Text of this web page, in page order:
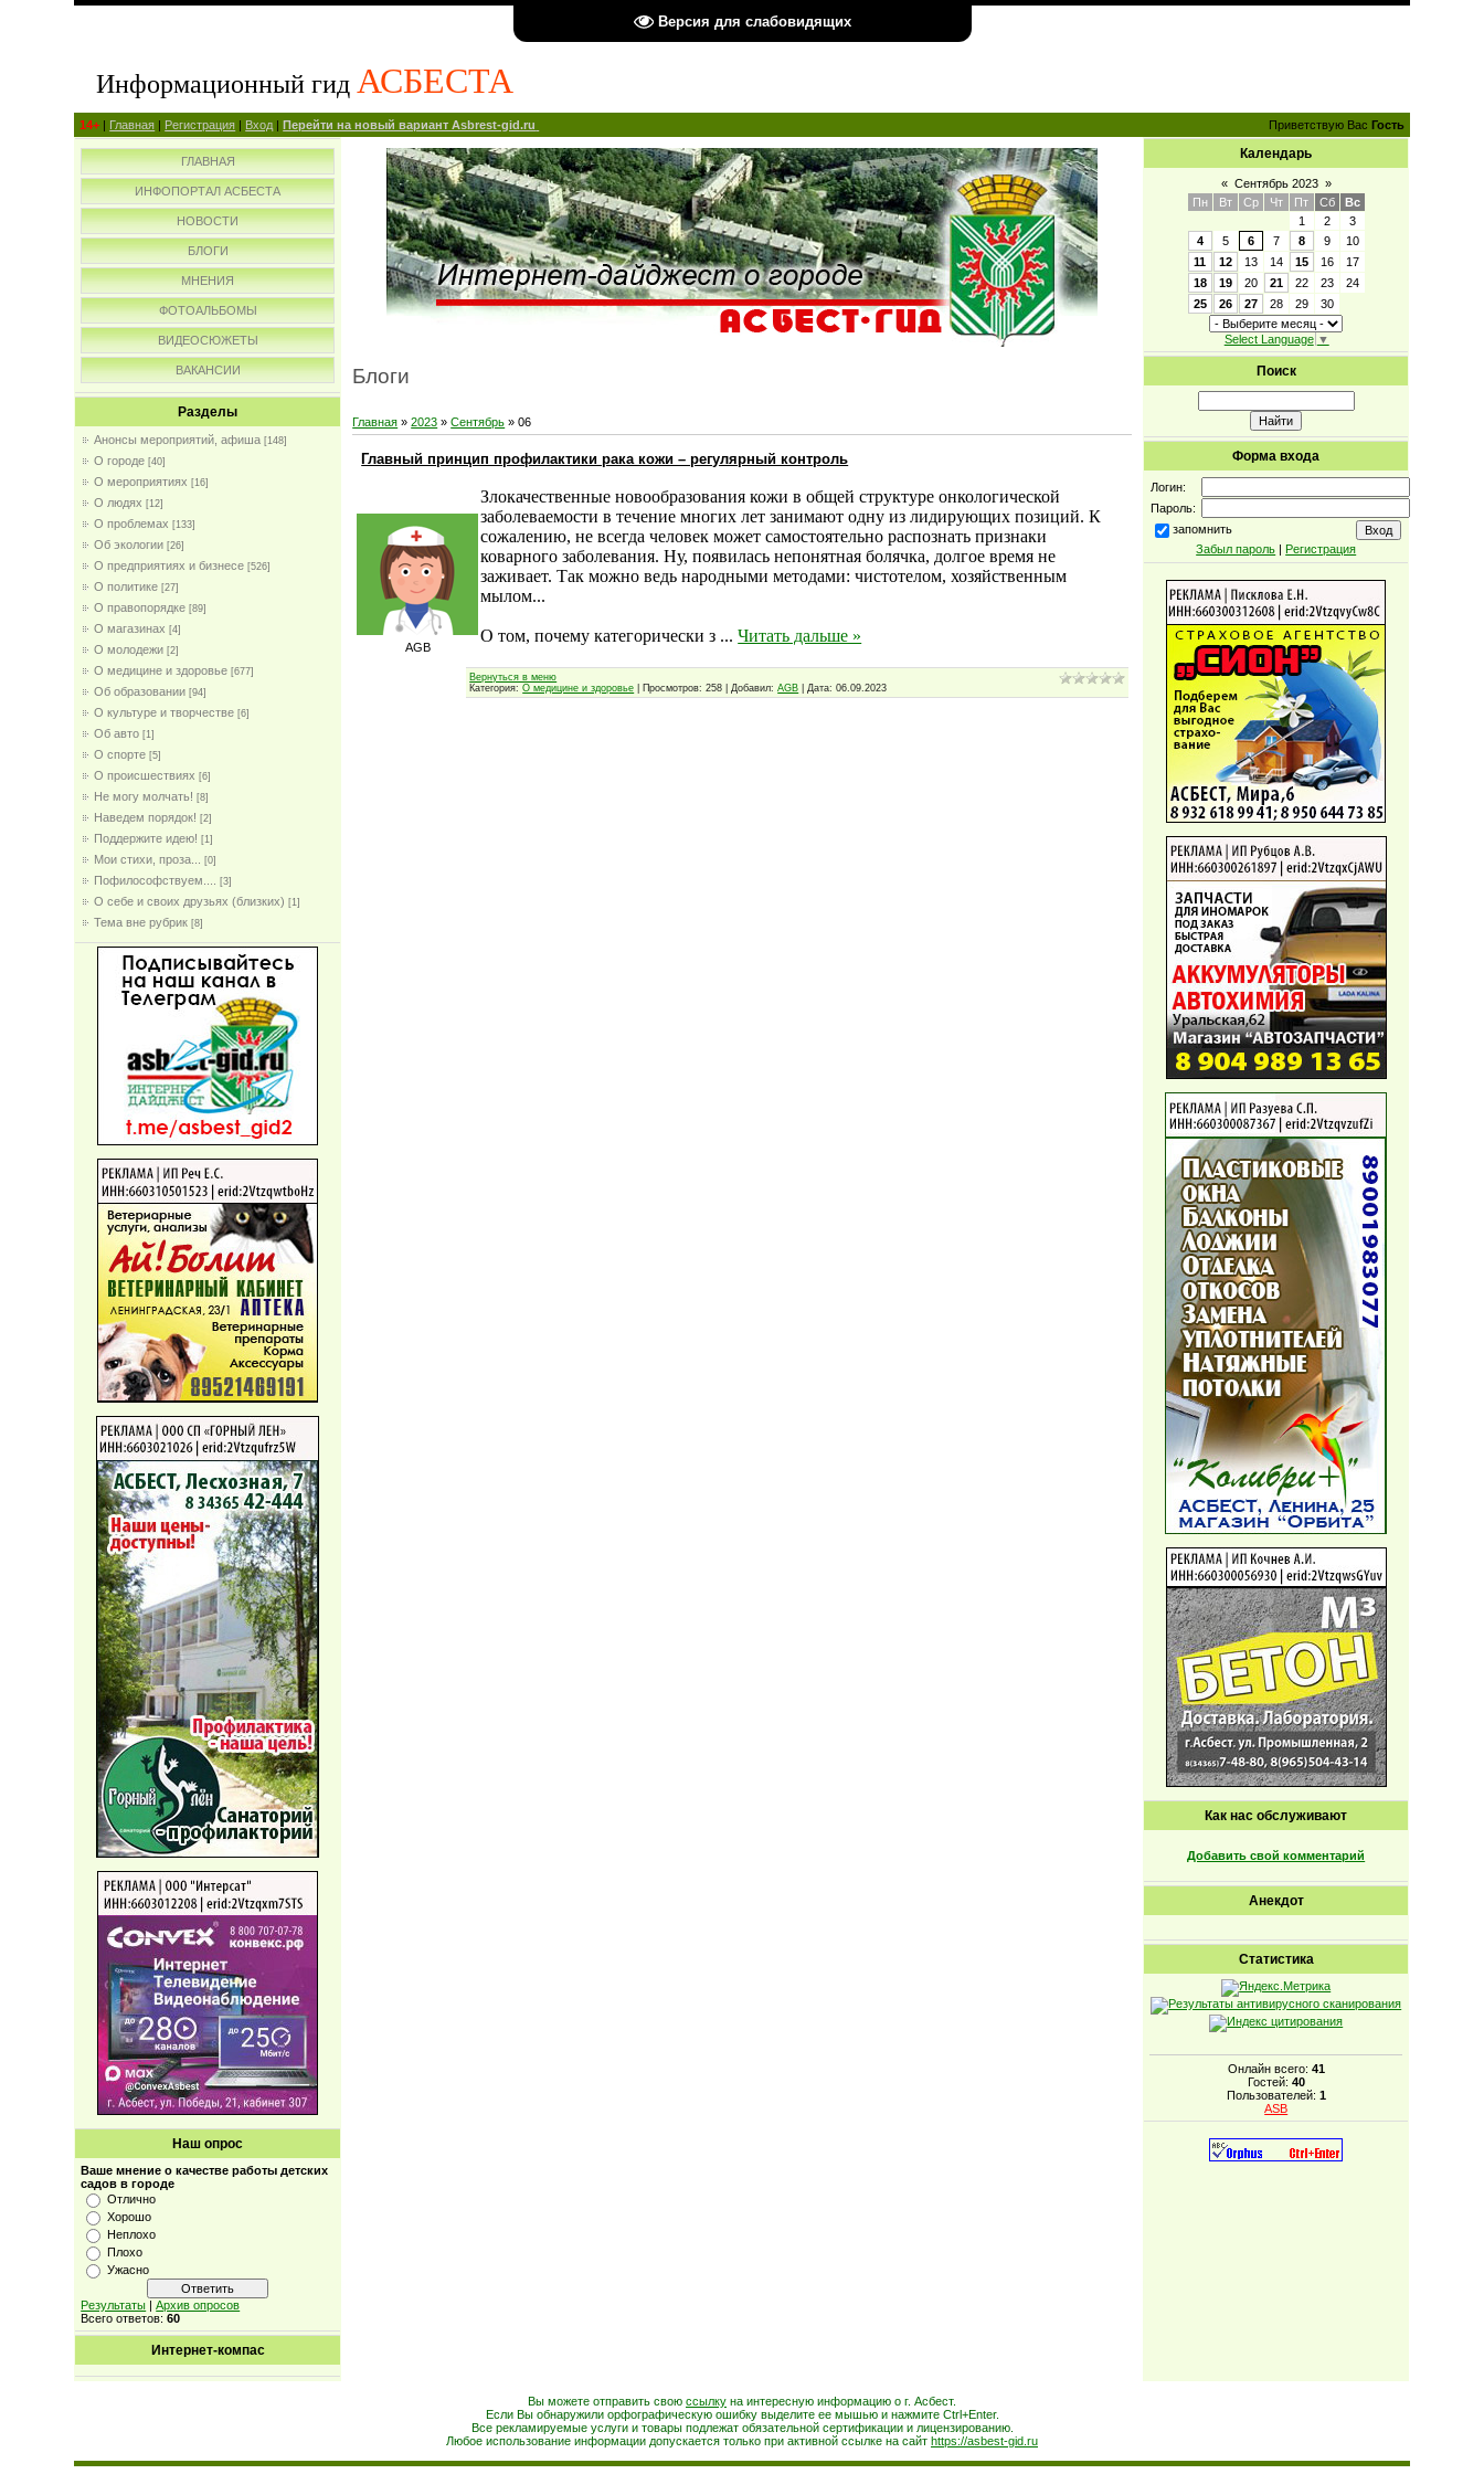
Версия для слабовидящих
Информационный гид АСБЕСТА
14+ | Главная | Регистрация | Вход |Перейти на новый вариант Asbrest-gid.ru Приветствую Вас Гость
ГЛАВНАЯ
ИНФОПОРТАЛ АСБЕСТА
НОВОСТИ
БЛОГИ
МНЕНИЯ
ФОТОАЛЬБОМЫ
ВИДЕОСЮЖЕТЫ
ВАКАНСИИ
Разделы
Анонсы мероприятий, афиша [148]
О городе [40]
О мероприятиях [16]
О людях [12]
О проблемах [133]
Об экологии [26]
О предприятиях и бизнесе [526]
О политике [27]
О правопорядке [89]
О магазинах [4]
О молодежи [2]
О медицине и здоровье [677]
Об образовании [94]
О культуре и творчестве [6]
Об авто [1]
О спорте [5]
О происшествиях [6]
Не могу молчать! [8]
Наведем порядок! [2]
Поддержите идею! [1]
Мои стихи, проза... [0]
Пофилософствуем.... [3]
О себе и своих друзьях (близких) [1]
Тема вне рубрик [8]
Наш опрос
Ваше мнение о качестве работы детских
садов в городе
Отлично
Хорошо
Неплохо
Плохо
Ужасно
Результаты |Архив опросов
Всего ответов:60
Интернет-компас
Блоги
Главная »2023 » Сентябрь » 06
Главный принцип профилактики рака кожи – регулярный контроль
AGB
Злокачественные новообразования кожи в общей структуре онкологической
заболеваемости в течение многих лет занимают одну из лидирующих позиций. К
сожалению, не всегда человек может самостоятельно распознать признаки
коварного заболевания. Ну, появилась непонятная болячка, долгое время не
заживает. Так можно ведь народными методами: чистотелом, хозяйственным
мылом...
О том, почему категорически з ...Читать дальше »
Вернуться в меню
Категория:О медицине и здоровье | Просмотров: 258 | Добавил:AGB | Дата:06.09.2023
Календарь
« Сентябрь 2023 »
Пн
Вт Ср Чт Пт Сб
Вс
1
2
3
4
5 6 7 8 9
10
11
12 13 14 15 16
17
18
19 20 21 22 23
24
25
26 27 28 29 30
Select Language ▼
Поиск
Форма входа
Логин:
Пароль:
запомнить
Забыл пароль | Регистрация
Как нас обслуживают
Добавить свой комментарий
Анекдот
Статистика
Онлайн всего: 41
Гостей: 40
Пользователей: 1
ASB
Вы можете отправить свою ссылку на интересную информацию о г. Асбест.
Если Вы обнаружили орфографическую ошибку выделите ее мышью и нажмите Ctrl+Enter.
Все рекламируемые услуги и товары подлежат обязательной сертификации и лицензированию.
Любое использование информации допускается только при активной ссылке на сайт https://asbest-gid.ru